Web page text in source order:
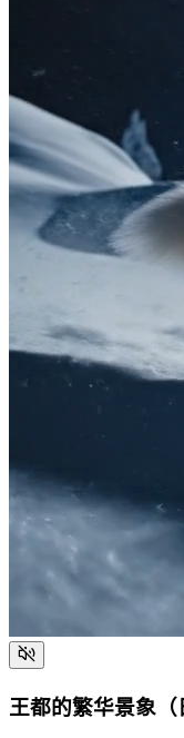
王都的繁华景象（